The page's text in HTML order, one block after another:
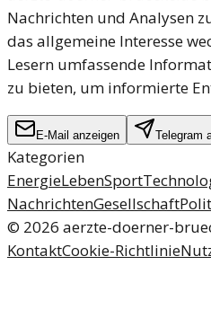
Nachrichten und Analysen
das allgemeine Interesse
Lesern umfassende
zu bieten, um informierte
E-Mail anzeigen Telegram
Kategorien
EnergieLebenSport
NachrichtenGesellschaft
© 2026 aerzte-doerner-
KontaktCookie-Richtlinie